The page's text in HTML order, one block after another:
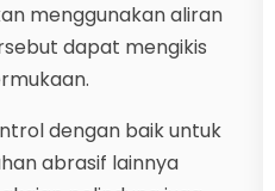
menggunakan aliran
dapat mengikis
dengan baik untuk
abrasif lainnya